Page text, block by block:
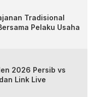
Tradisional
Pelaku Usaha
2026 Persib vs
Link Live